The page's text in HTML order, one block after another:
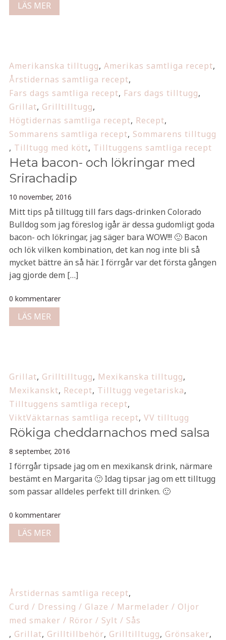
LÄS MER
Amerikanska tilltugg, Amerikas samtliga recept,
Årstidernas samtliga recept,
Fars dags samtliga recept, Fars dags tilltugg,
Grillat, Grilltilltugg,
Högtidernas samtliga recept, Recept,
Sommarens samtliga recept, Sommarens tilltugg
, Tilltugg med kött, Tilltuggens samtliga recept
Heta bacon- och lökringar med
Srirachadip
10 november, 2016
Mitt tips på tilltugg till fars dags-drinken Colorado
Bulldog som jag föreslog igår är dessa gudomligt goda
bacon- och lökringar, jag säger bara WOW!!! 🙂 Bacon
och lök vilken kombination, det kan nog inte bli så
mycket bättre än så här. I förrgår var det första gången
jag gjorde dem […]
0 kommentarer
LÄS MER
Grillat, Grilltilltugg, Mexikanska tilltugg,
Mexikanskt, Recept, Tilltugg vegetariska,
Tilltuggens samtliga recept,
ViktVäktarnas samtliga recept, VV tilltugg
Rökiga cheddarnachos med salsa
8 september, 2016
I förrgår tipsade jag om en mexikansk drink, närmare
bestämt en Margarita 🙂 Idag tipsar jag om ett tilltugg
som passar alldeles perfekt till drinken. 🙂
0 kommentarer
LÄS MER
Årstidernas samtliga recept,
Curd / Dressing / Glaze / Marmelader / Oljor
med smaker / Röror / Sylt / Sås
, Grillat, Grilltillbehör, Grilltilltugg, Grönsaker,